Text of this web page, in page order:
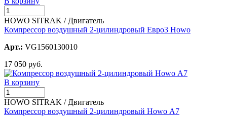
HOWO SITRAK / Двигатель
Компрессор воздушный 2-цилиндровый Евро3 Howo
Арт.: VG1560130010
17 050 руб.
В корзину
HOWO SITRAK / Двигатель
Компрессор воздушный 2-цилиндровый Howo А7